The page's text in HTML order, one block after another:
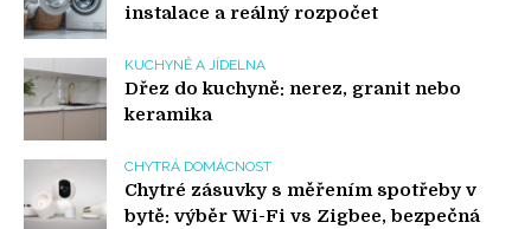
instalace a reálný rozpočet
KUCHYNĚ A JÍDELNA
Dřez do kuchyně: nerez, granit nebo
keramika
CHYTRÁ DOMÁCNOST
Chytré zásuvky s měřením spotřeby v
bytě: výběr Wi-Fi vs Zigbee, bezpečná